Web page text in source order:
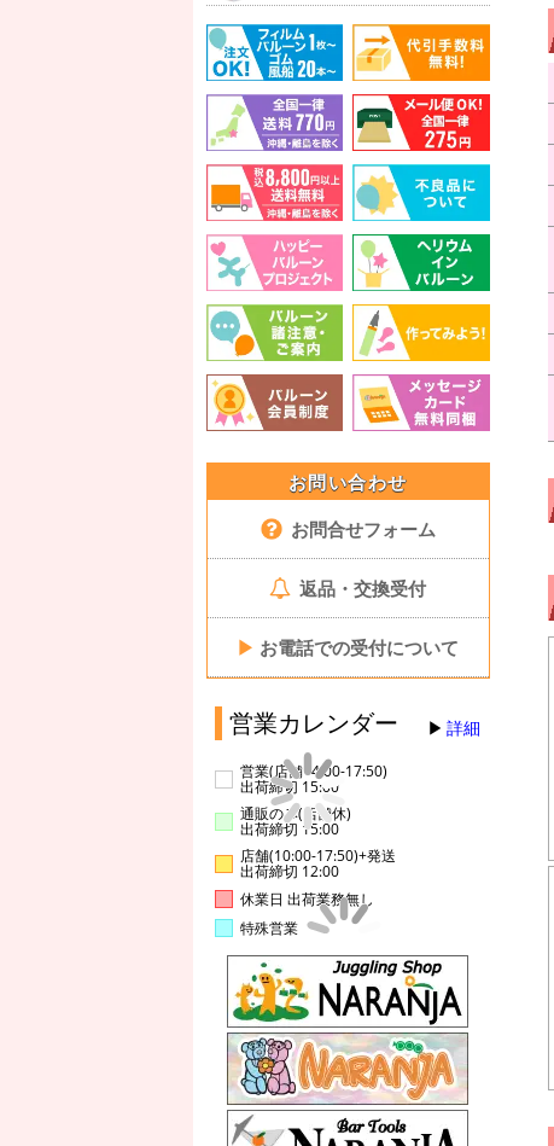
お問い合わせ
お問合せフォーム
返品・交換受付
▶ お電話での受付について
営業カレンダー 詳細
営業(店舗14:00-17:50)
出荷締切 15:00
通販のみ(店舗休)
出荷締切 15:00
店舗(10:00-17:50)+発送
出荷締切 12:00
休業日 出荷業務無し
特殊営業